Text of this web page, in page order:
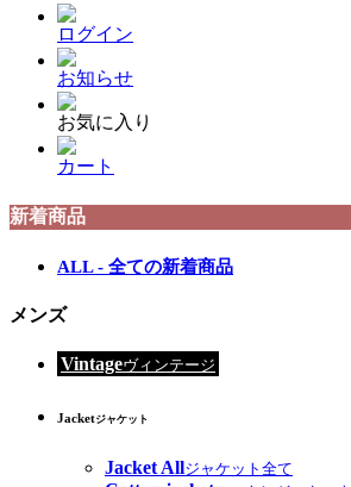
ログイン
お知らせ
お気に入り
カート
新着商品
ALL - 全ての新着商品
メンズ
Vintageヴィンテージ
Jacketジャケット
Jacket Allジャケット全て